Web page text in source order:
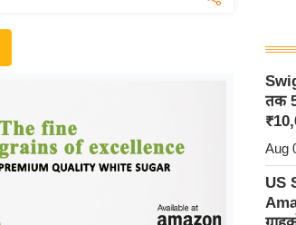
तक
Aug
US